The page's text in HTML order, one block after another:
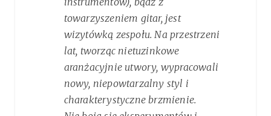
towarzyszeniem gitar, jest
wizytówką zespołu. Na przestrzeni
lat, tworząc nietuzinkowe
aranżacyjnie utwory, wypracowali
nowy, niepowtarzalny styl i
charakterystyczne brzmienie.